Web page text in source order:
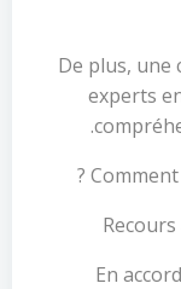
De plus, une
experts
Comment
En